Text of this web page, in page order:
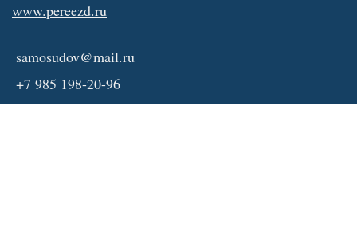
www.pereezd.ru
samosudov@mail.ru
+7 985 198-20-96